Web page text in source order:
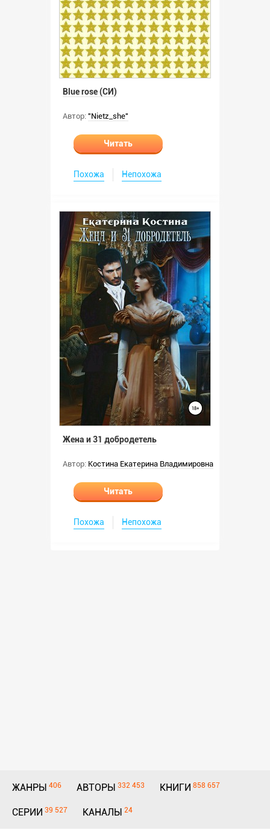
Blue rose (СИ)
Автор: "Nietz_she"
Читать
Похожа Непохожа
Жена и 31 добродетель
Автор: Костина Екатерина Владимировна
Читать
Похожа Непохожа
ЖАНРЫ 406 АВТОРЫ 332 453 КНИГИ 858 657
СЕРИИ 39 527 КАНАЛЫ 24